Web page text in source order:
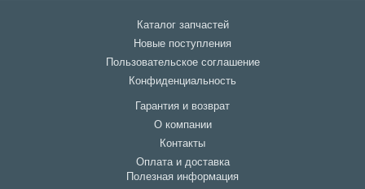
Каталог запчастей
Новые поступления
Пользовательское соглашение
Конфиденциальность
Гарантия и возврат
О компании
Контакты
Оплата и доставка
Полезная информация